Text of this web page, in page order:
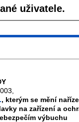
uživatele.
, kterým se mění
na zařízení a
výbuchu